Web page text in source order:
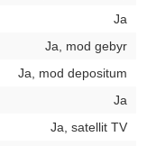
Ja
Ja, mod gebyr
Ja, mod depositum
Ja
Ja, satellit TV